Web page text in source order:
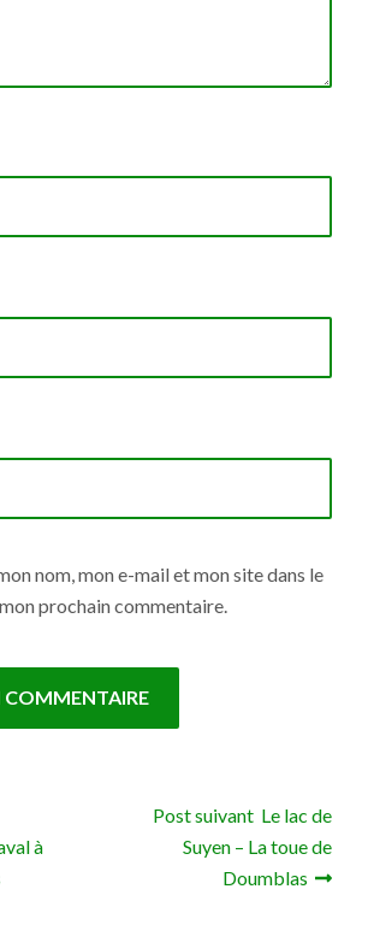
nom, mon e-mail et mon site dans le
prochain commentaire.
de l’article
à
Post suivant Le lac de
Suyen – La toue de
Doumblas